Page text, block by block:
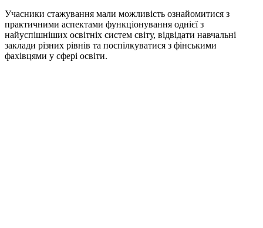
Учасники стажування мали можливість ознайомитися з
практичними аспектами функціонування однієї з
найуспішніших освітніх систем світу, відвідати навчальні
заклади різних рівнів та поспілкуватися з фінськими
фахівцями у сфері освіти.